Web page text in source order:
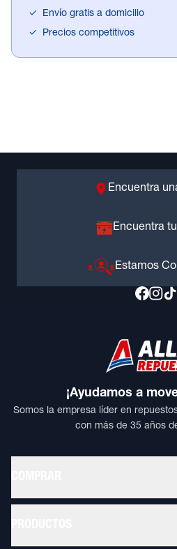
✓
Envío gratis a domicilio
✓
Precios competitivos
Encuentra
Encuentra
Estamos
¡Ayudamos a
Somos la empresa líder en
con más de 35 años